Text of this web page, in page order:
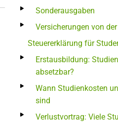
Sonderausgaben
Versicherungen von
Steuererklärung für
Erstausbildung:
absetzbar?
Wann Studienkosten
sind
Verlustvortrag: Viele